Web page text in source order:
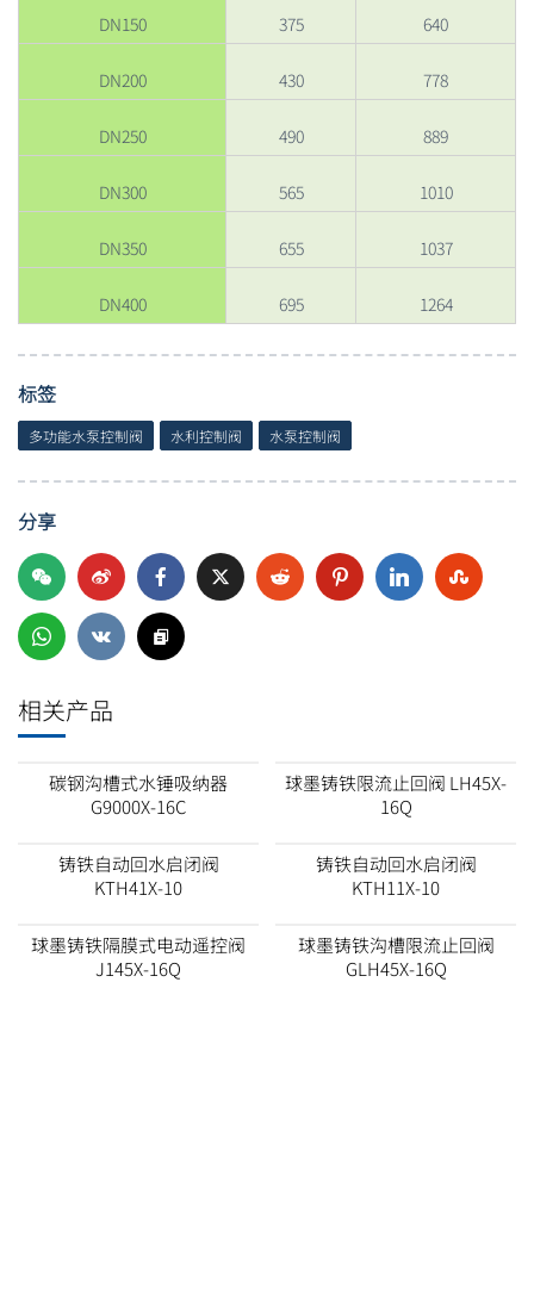
DN150 375 640
DN200 430 778
DN250 490 889
DN300 565 1010
DN350 655 1037
DN400 695 1264
标签
多功能水泵控制阀 水利控制阀 水泵控制阀
分享
相关产品
碳钢沟槽式水锤吸纳器
G9000X-16C
球墨铸铁限流止回阀 LH45X-
16Q
铸铁自动回水启闭阀
KTH41X-10
铸铁自动回水启闭阀
KTH11X-10
球墨铸铁隔膜式电动遥控阀
J145X-16Q
球墨铸铁沟槽限流止回阀
GLH45X-16Q